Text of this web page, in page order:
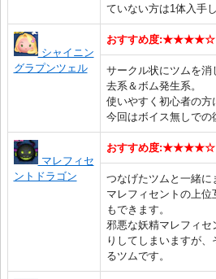
ていない方は1体入手
シャイニン
グラプンツェル
おすすめ度:★★★★☆
サークル状にツムを消
去系＆ボム発生系。
使いやすく初心者の方
今回はボイス無しでの
マレフィセ
ントドラゴン
おすすめ度:★★★★☆
つなげたツムと一緒に
マレフィセントの上
もできます。
邪悪な妖精マレフィ
りしてしまいますが、
るツムです。